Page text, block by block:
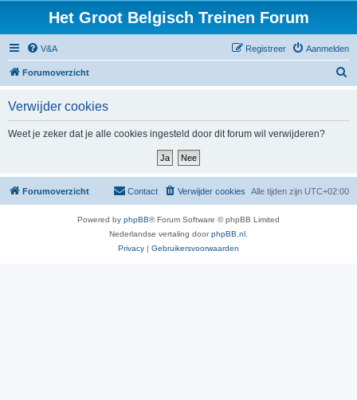
Het Groot Belgisch Treinen Forum
V&A Aanmelden
Registreer
Forumoverzicht
Verwijder cookies
Weet je zeker dat je alle cookies ingesteld door dit forum wil verwijderen?
Forumoverzicht Alle tijden zijn UTC+02:00
Verwijder cookies
Contact
Powered by phpBB® Forum Software © phpBB Limited
Nederlandse vertaling doorphpBB.nl
Privacy | Gebruikersvoorwaarden